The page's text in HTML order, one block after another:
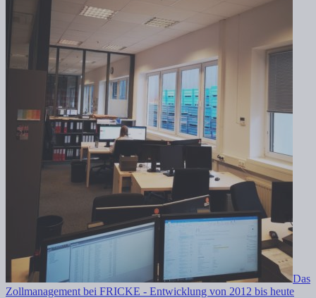
Das
Zollmanagement bei FRICKE - Entwicklung von 2012 bis heute